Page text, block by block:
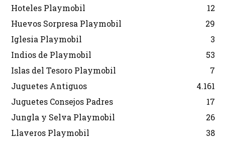
Hoteles Playmobil
12
Huevos Sorpresa Playmobil
29
Iglesia Playmobil
3
Indios de Playmobil
53
Islas del Tesoro Playmobil
7
Juguetes Antiguos
4.161
Juguetes Consejos Padres
17
Jungla y Selva Playmobil
26
Llaveros Playmobil
38